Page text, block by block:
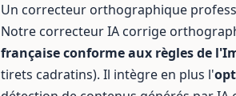
Un correcteur orthographique
Notre correcteur IA corrige
française conforme aux règles de
tirets cadratins). Il intègre en plus l'